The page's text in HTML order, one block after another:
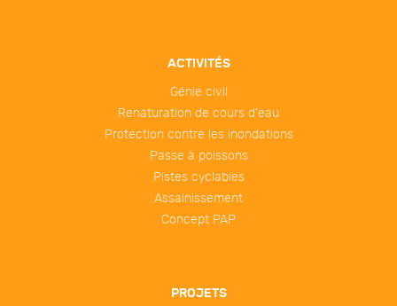
ACTIVITÉS
Génie civil
Renaturation de cours d'eau
Protection contre les inondations
Passe à poissons
Pistes cyclables
Assainissement
Concept PAP
PROJETS